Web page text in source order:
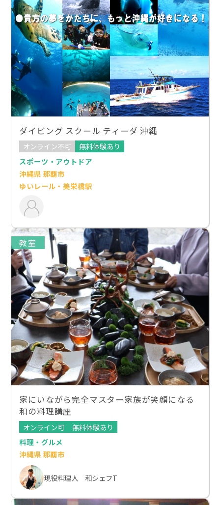
ダイビング スクール ティーダ 沖縄
オンライン不可
無料体験あり
スポーツ・アウトドア
沖縄県 那覇市
ゆいレール・美栄橋駅
教室
家にいながら完全マスター家族が笑顔になる
和の料理講座
オンライン可
無料体験あり
料理・グルメ
沖縄県 那覇市
現役料理人 和シェフT